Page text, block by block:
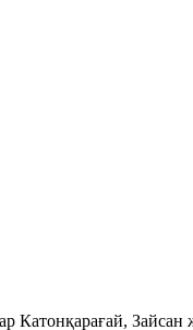
Катонқарағай, Зайсан